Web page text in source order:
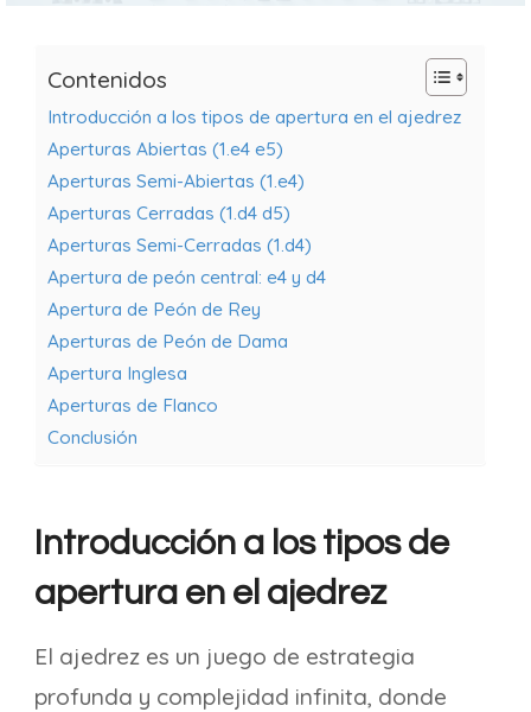
Contenidos
Introducción a los tipos de apertura en el ajedrez
Aperturas Abiertas (1.e4 e5)
Aperturas Semi-Abiertas (1.e4)
Aperturas Cerradas (1.d4 d5)
Aperturas Semi-Cerradas (1.d4)
Apertura de peón central: e4 y d4
Apertura de Peón de Rey
Aperturas de Peón de Dama
Apertura Inglesa
Aperturas de Flanco
Conclusión
Introducción a los tipos de
apertura en el ajedrez
El ajedrez es un juego de estrategia
profunda y complejidad infinita, donde